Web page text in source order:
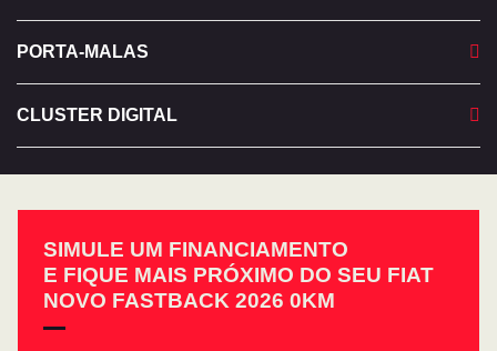
PORTA-MALAS
CLUSTER DIGITAL
SIMULE UM FINANCIAMENTO
E FIQUE MAIS PRÓXIMO DO SEU FIAT
NOVO FASTBACK 2026 0KM